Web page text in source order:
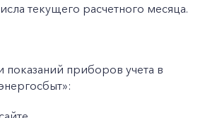
текущего расчетного месяца.
приборов учета в